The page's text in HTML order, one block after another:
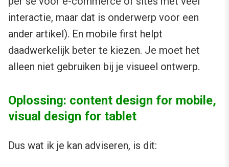
interactie, maar dat is onderwerp voor een
ander artikel). En mobile first helpt
daadwerkelijk beter te kiezen. Je moet het
alleen niet gebruiken bij je visueel ontwerp.
Oplossing: content design for mobile,
visual design for tablet
Dus wat ik je kan adviseren, is dit: